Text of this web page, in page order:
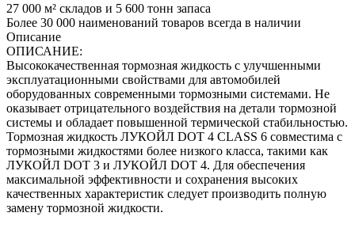
27 000 м² складов и 5 600 тонн запаса
Более 30 000 наименований товаров всегда в наличии
Описание
ОПИСАНИЕ:
Высококачественная тормозная жидкость с улучшенными
эксплуатационными свойствами для автомобилей
оборудованных современными тормозными системами. Не
оказывает отрицательного воздействия на детали тормозной
системы и обладает повышенной термической стабильностью.
Тормозная жидкость ЛУКОЙЛ DOT 4 CLASS 6 совместима с
тормозными жидкостями более низкого класса, такими как
ЛУКОЙЛ DOT 3 и ЛУКОЙЛ DOT 4. Для обеспечения
максимальной эффективности и сохранения высоких
качественных характеристик следует производить полную
замену тормозной жидкости.